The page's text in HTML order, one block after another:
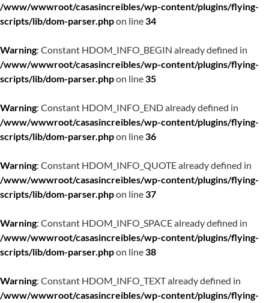
/www/wwwroot/casasincreibles/wp-content/plugins/flying-
scripts/lib/dom-parser.phpon line34
Warning: Constant HDOM_INFO_BEGIN already defined in
/www/wwwroot/casasincreibles/wp-content/plugins/flying-
scripts/lib/dom-parser.phpon line35
Warning: Constant HDOM_INFO_END already defined in
/www/wwwroot/casasincreibles/wp-content/plugins/flying-
scripts/lib/dom-parser.phpon line36
Warning: Constant HDOM_INFO_QUOTE already defined in
/www/wwwroot/casasincreibles/wp-content/plugins/flying-
scripts/lib/dom-parser.phpon line37
Warning: Constant HDOM_INFO_SPACE already defined in
/www/wwwroot/casasincreibles/wp-content/plugins/flying-
scripts/lib/dom-parser.phpon line38
Warning: Constant HDOM_INFO_TEXT already defined in
/www/wwwroot/casasincreibles/wp-content/plugins/flying-